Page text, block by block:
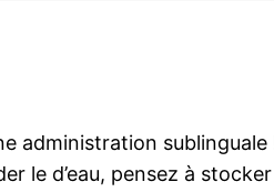
administration
le d’eau, pensez à